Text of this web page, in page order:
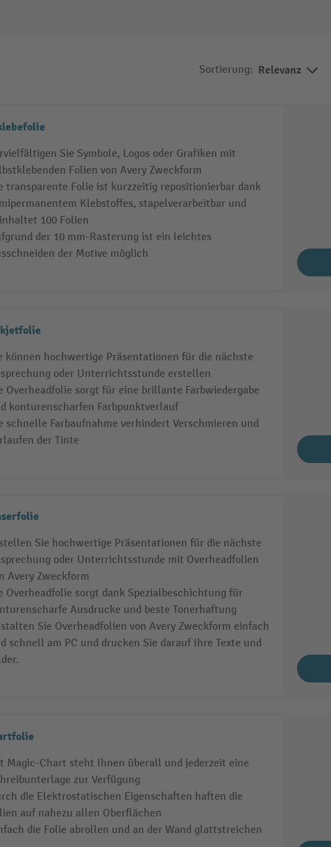
Sortierung: Relevanz
Sie Symbole, Logos oder Grafiken mit
Folien von Avery Zweckform
transparente Folie ist kurzzeitig repositionierbar dank
Klebstoffes, stapelverarbeitbar und
100 Folien
der 10 mm-Rasterung ist ein leichtes
der Motive möglich
können hochwertige Präsentationen für die nächste
oder Unterrichtsstunde erstellen
Overheadfolie sorgt für eine brillante Farbwiedergabe
konturenscharfen Farbpunktverlauf
schnelle Farbaufnahme verhindert Verschmieren und
der Tinte
Sie hochwertige Präsentationen für die nächste
oder Unterrichtsstunde mit Overheadfolien
Avery Zweckform
Overheadfolie sorgt dank Spezialbeschichtung für
Ausdrucke und beste Tonerhaftung
Sie Overheadfolien von Avery Zweckform einfach
schnell am PC und drucken Sie darauf Ihre Texte und
Magic-Chart steht Ihnen überall und jederzeit eine
zur Verfügung
die Elektrostatischen Eigenschaften haften die
auf nahezu allen Oberflächen
die Folie abrollen und an der Wand glattstreichen